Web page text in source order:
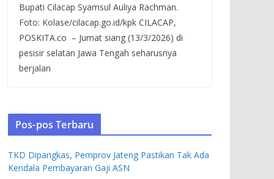
Bupati Cilacap Syamsul Auliya Rachman.
Foto: Kolase/cilacap.go.id/kpk CILACAP,
POSKITA.co – Jumat siang (13/3/2026) di
pesisir selatan Jawa Tengah seharusnya
berjalan
Pos-pos Terbaru
TKD Dipangkas, Pemprov Jateng Pastikan Tak Ada
Kendala Pembayaran Gaji ASN